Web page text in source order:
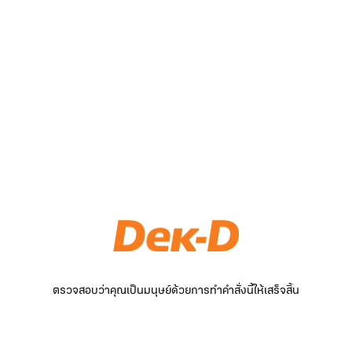
ตรวจสอบว่าคุณเป็นมนุษย์ด้วยการทำคำสั่งนี้ให้เสร็จสิ้น